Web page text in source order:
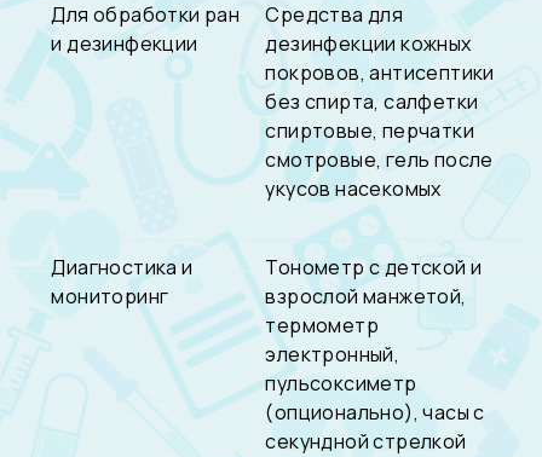
Для обработки ран
и дезинфекции
Средства для
дезинфекции кожных
покровов, антисептики
без спирта, салфетки
спиртовые, перчатки
смотровые, гель после
укусов насекомых
Диагностика и
мониторинг
Тонометр с детской и
взрослой манжетой,
термометр
электронный,
пульсоксиметр
(опционально), часы с
секундной стрелкой